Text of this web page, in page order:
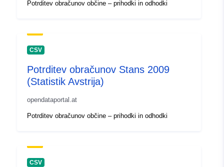
Potrditev obračunov občine – prihodki in odhodki
CSV
Potrditev obračunov Stans 2009
(Statistik Avstrija)
opendataportal.at
Potrditev obračunov občine – prihodki in odhodki
CSV